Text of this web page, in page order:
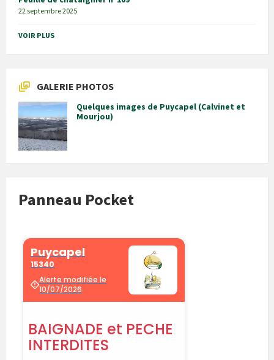
22 septembre 2025
VOIR PLUS
GALERIE PHOTOS
Quelques images de Puycapel (Calvinet et
Mourjou)
Panneau Pocket